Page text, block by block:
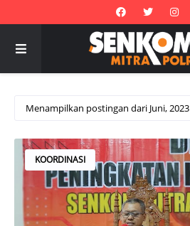
Menampilkan postingan dari Juni, 2023
KOORDINASI